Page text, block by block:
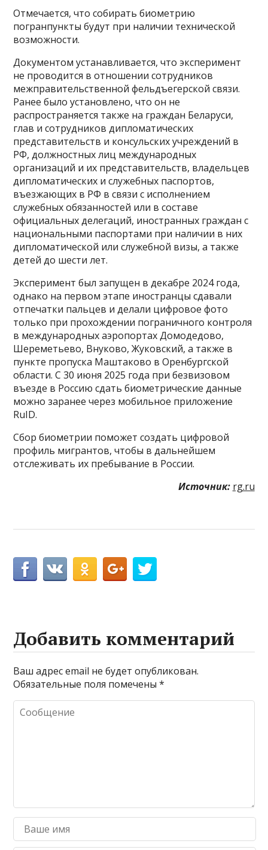
Отмечается, что собирать биометрию
погранпункты будут при наличии технической
возможности.
Документом устанавливается, что эксперимент
не проводится в отношении сотрудников
межправительственной фельдъегерской связи.
Ранее было установлено, что он не
распространяется также на граждан Беларуси,
глав и сотрудников дипломатических
представительств и консульских учреждений в
РФ, должностных лиц международных
организаций и их представительств, владельцев
дипломатических и служебных паспортов,
въезжающих в РФ в связи с исполнением
служебных обязанностей или в составе
официальных делегаций, иностранных граждан с
национальными паспортами при наличии в них
дипломатической или служебной визы, а также
детей до шести лет.
Эксперимент был запущен в декабре 2024 года,
однако на первом этапе иностранцы сдавали
отпечатки пальцев и делали цифровое фото
только при прохождении пограничного контроля
в международных аэропортах Домодедово,
Шереметьево, Внуково, Жуковский, а также в
пункте пропуска Маштаково в Оренбургской
области. С 30 июня 2025 года при безвизовом
въезде в Россию сдать биометрические данные
можно заранее через мобильное приложение
RuID.
Сбор биометрии поможет создать цифровой
профиль мигрантов, чтобы в дальнейшем
отслеживать их пребывание в России.
Источник: rg.ru
Добавить комментарий
Ваш адрес email не будет опубликован.
Обязательные поля помечены*